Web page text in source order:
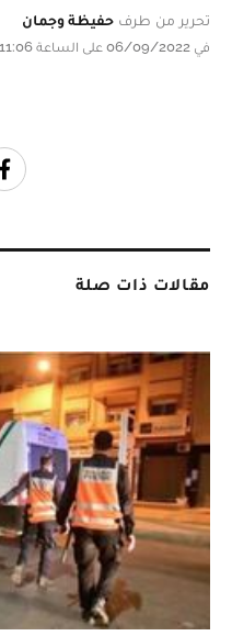
تحرير من طرف حفيظة وجمان
في 06/09/2022 على الساعة 11:06
مقالات ذات صلة